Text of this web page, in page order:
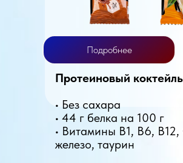
Протеиновый коктейль
• Без сахара
• 44 г белка на 100 г
• Витамины B1, B6, B12,
железо, таурин
Подробнее